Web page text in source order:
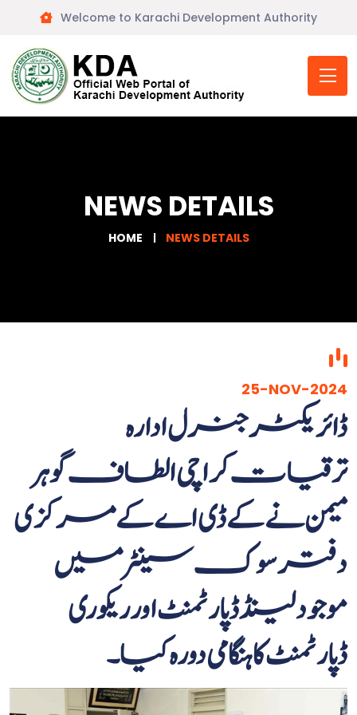
Welcome to Karachi Development Authority
NEWS DETAILS
HOME NEWS DETAILS
25-NOV-2024
ڈائریکٹرجنرل ادارہ
ترقیات کراچی الطاف گوہر
میمن نے کے ڈی اے کے مرکزی
دفتر سوک سینٹر میں
موجود لینڈ ڈپارٹمنٹ اور ریکوری
ڈپارٹمنٹ کا ہنگامی دورہ کیا۔